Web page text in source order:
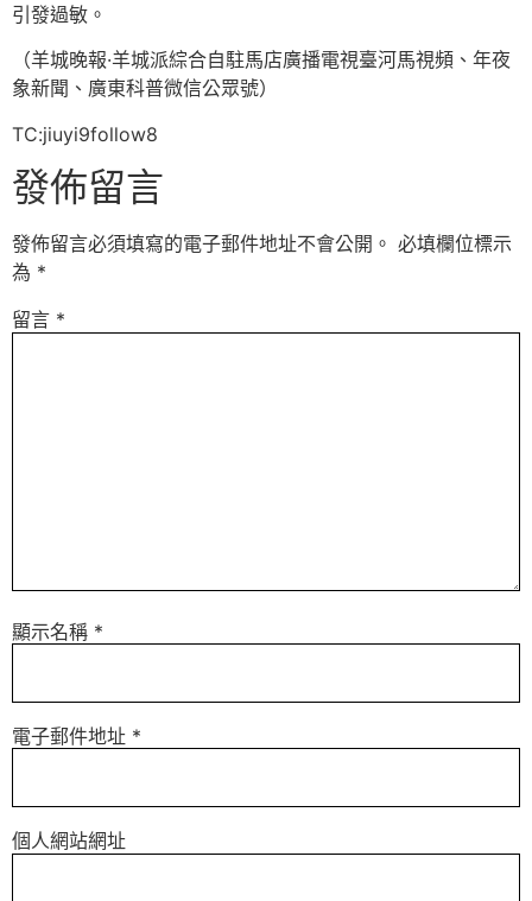
引發過敏。
（羊城晚報·羊城派綜合自駐馬店廣播電視臺河馬視頻、年夜
象新聞、廣東科普微信公眾號）
TC:jiuyi9follow8
發佈留言
發佈留言必須填寫的電子郵件地址不會公開。 必填欄位標示
為 *
留言 *
顯示名稱 *
電子郵件地址 *
個人網站網址